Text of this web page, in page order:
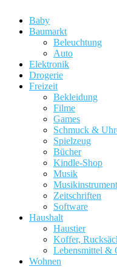
Baby
Baumarkt
Beleuchtung
Auto
Elektronik
Drogerie
Freizeit
Bekleidung
Filme
Games
Schmuck &
Spielzeug
Bücher
Kindle-Shop
Musik
Zeitschriften
Software
Haushalt
Haustier
Koffer,
Lebensmittel &
Wohnen